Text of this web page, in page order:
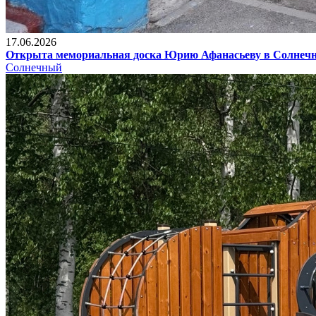
17.06.2026
Открыта мемориальная доска Юрию Афанасьеву в
Солнечный